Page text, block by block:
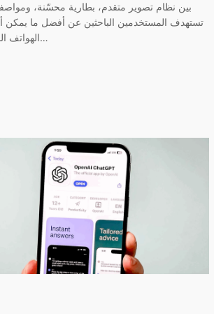
بين نظام تصوير متقدم، بطارية محسّنة،
تستهدف المستخدمين الباحثين عن أفضل ما يمكن
الهواتف الذكية في…